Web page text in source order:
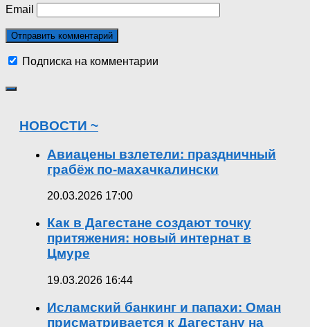
Email
Подписка на комментарии
НОВОСТИ ~
Авиацены взлетели: праздничный
грабёж по-махачкалински
20.03.2026 17:00
Как в Дагестане создают точку
притяжения: новый интернат в
Цмуре
19.03.2026 16:44
Исламский банкинг и папахи: Оман
присматривается к Дагестану на